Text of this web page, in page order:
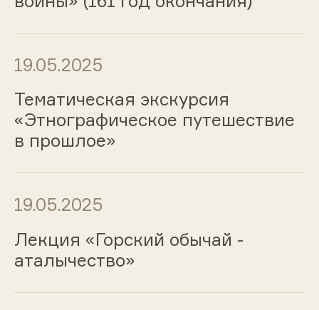
19.05.2025
Тематическая экскурсия
«Этнографическое путешествие
в прошлое»
19.05.2025
Лекция «Горский обычай -
аталычество»